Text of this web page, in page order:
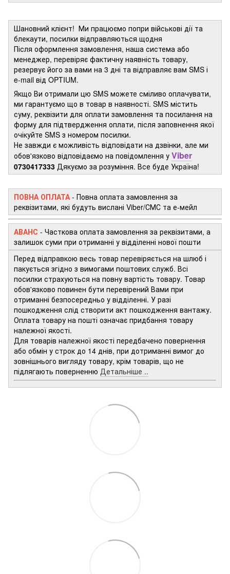
Шановний клієнт! Ми працюємо попри військові дії та
блекаути, посилки відправляються щодня
Після оформлення замовлення, наша система або
менеджер, перевіряє фактичну наявність товару,
резервує його за вами на 3 дні та відправляє вам SMS і
e-mail від OPTIUM.
Якщо Ви отримали цю SMS можете сміливо оплачувати,
ми гарантуємо що в товар в наявності. SMS містить
суму, реквізити для оплати замовлення та посилання на
форму для підтвердження оплати, після заповнення якої
очікуйте SMS з номером посилки.
Не завжди є можливість відповідати на дзвінки, але ми
обов'язково відповідаємо на повідомлення у Viber
0730417333 Дякуємо за розуміння. Все буде Україна!
ПОВНА ОПЛАТА - Повна оплата замовлення за
реквізитами, які будуть вислані Viber/СМС та е-мейл
АВАНС - Часткова оплата замовлення за реквізитами, а
залишок суми при отриманні у відділенні нової пошти
Перед відправкою весь товар перевіряється на шлюб і
пакується згідно з вимогами поштових служб. Всі
посилки страхуються на повну вартість товару. Товар
обов'язково повинен бути перевірений Вами при
отриманні безпосередньо у відділенні. У разі
пошкодження слід створити акт пошкодження вантажу.
Оплата товару на пошті означає придбання товару
належної якості.
Для товарів належної якості передбачено повернення
або обмін у строк до 14 днів, при дотриманні вимог до
зовнішнього вигляду товару, крім товарів, що не
підлягають поверненню Детальніше ..